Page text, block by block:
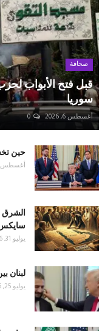
صحافة
قبل فتح الأبواب
سوريا
أغسطس 6, 2026 0
حين
أغسطس 4, 2026
الشرق
يوليو 31, 2026
لبنان
يوليو 25, 2026